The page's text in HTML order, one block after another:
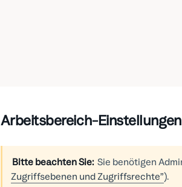
Arbeitsbereich-Einstellungen
Bitte beachten Sie: Sie benötigen
Zugriffsebenen und Zugriffsrechte”).